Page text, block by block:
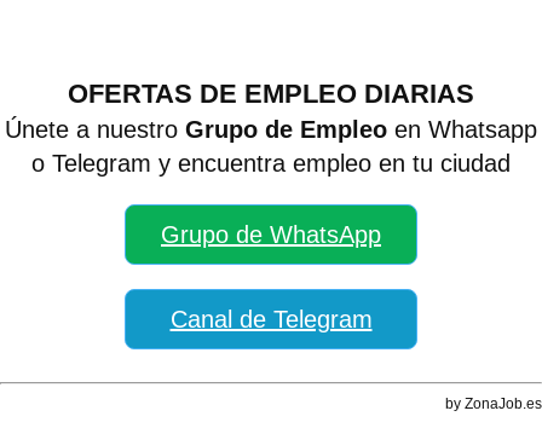
OFERTAS DE EMPLEO DIARIAS
Únete a nuestro Grupo de Empleo en Whatsapp
o Telegram y encuentra empleo en tu ciudad
Grupo de WhatsApp
Canal de Telegram
by ZonaJob.es